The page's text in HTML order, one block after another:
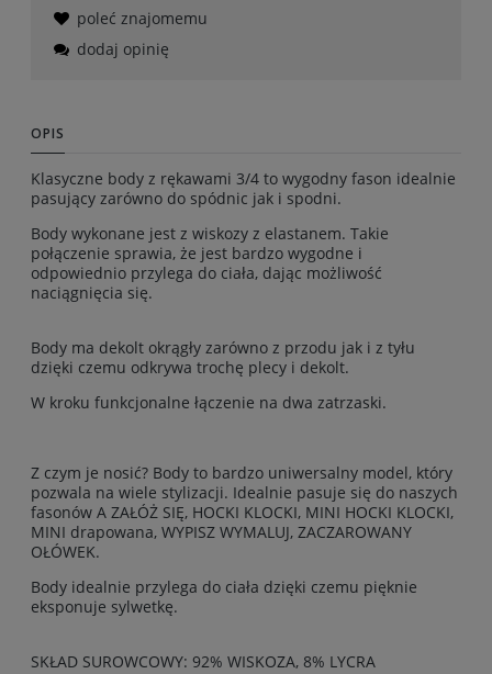
poleć znajomemu
dodaj opinię
OPIS
Klasyczne body z rękawami 3/4 to wygodny fason idealnie
pasujący zarówno do spódnic jak i spodni.
Body wykonane jest z wiskozy z elastanem. Takie
połączenie sprawia, że jest bardzo wygodne i
odpowiednio przylega do ciała, dając możliwość
naciągnięcia się.
Body ma dekolt okrągły zarówno z przodu jak i z tyłu
dzięki czemu odkrywa trochę plecy i dekolt.
W kroku funkcjonalne łączenie na dwa zatrzaski.
Z czym je nosić? Body to bardzo uniwersalny model, który
pozwala na wiele stylizacji. Idealnie pasuje się do naszych
fasonów A ZAŁÓŻ SIĘ, HOCKI KLOCKI, MINI HOCKI KLOCKI,
MINI drapowana, WYPISZ WYMALUJ, ZACZAROWANY
OŁÓWEK.
Body idealnie przylega do ciała dzięki czemu pięknie
eksponuje sylwetkę.
SKŁAD SUROWCOWY: 92% WISKOZA, 8% LYCRA